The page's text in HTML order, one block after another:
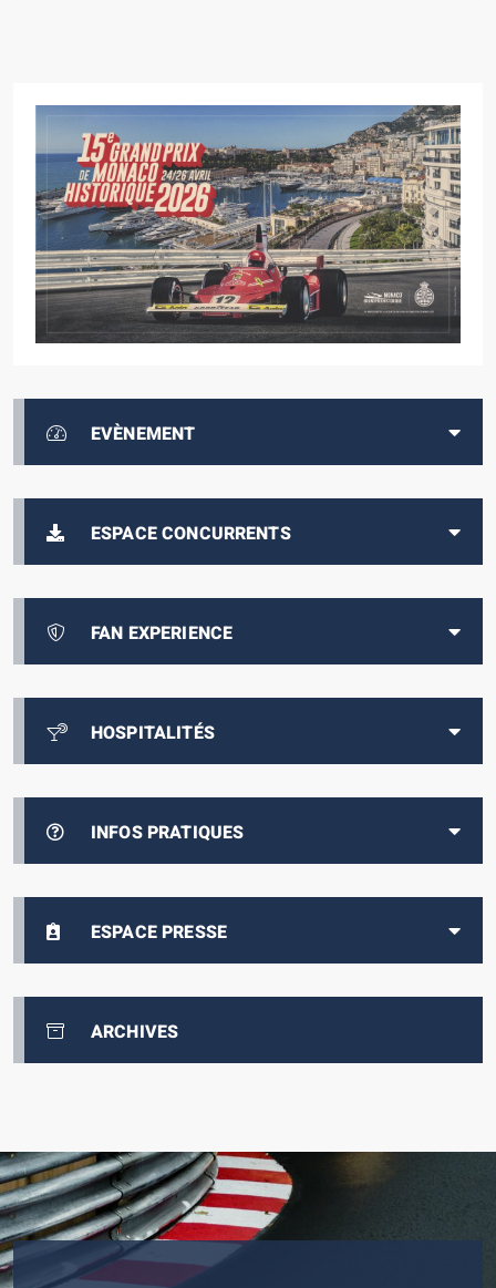
EVÈNEMENT
ESPACE CONCURRENTS
FAN EXPERIENCE
HOSPITALITÉS
INFOS PRATIQUES
ESPACE PRESSE
ARCHIVES